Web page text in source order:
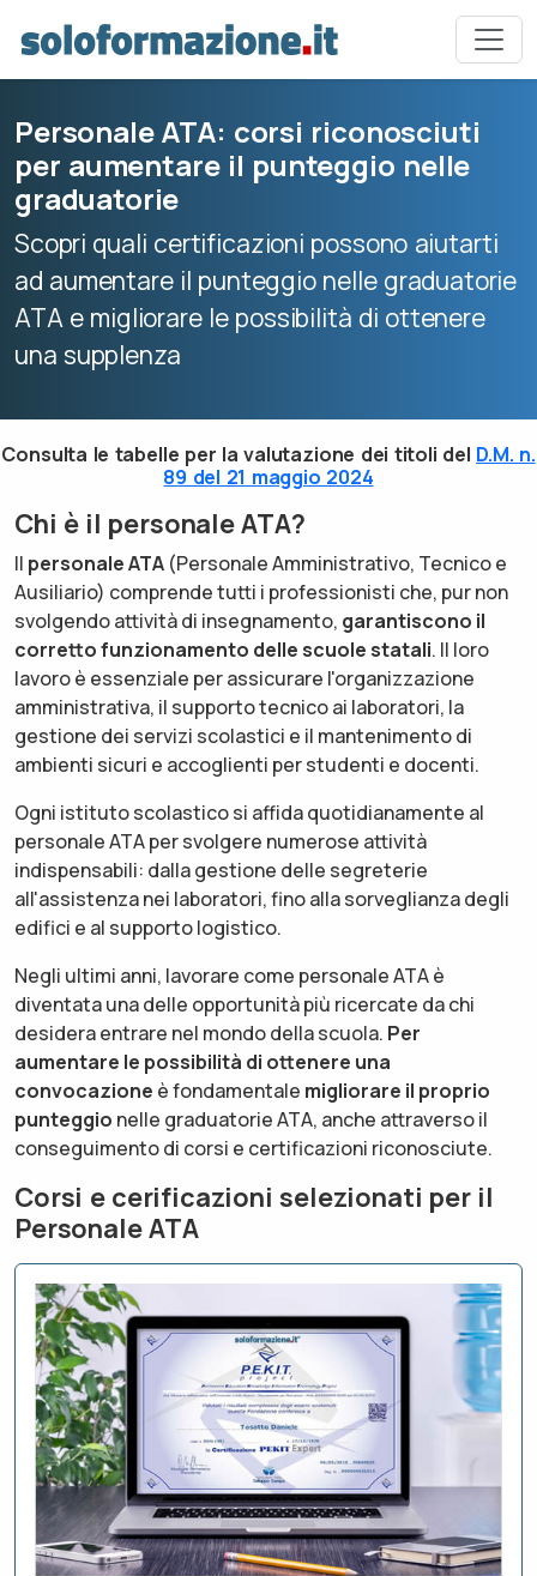
Personale ATA: corsi riconosciuti
per aumentare il punteggio nelle
graduatorie
Scopri quali certificazioni possono aiutarti
ad aumentare il punteggio nelle graduatorie
ATA e migliorare le possibilità di ottenere
una supplenza
Consulta le tabelle per la valutazione dei titoli del D.M. n.
89 del 21 maggio 2024
Chi è il personale ATA?
Il personale ATA (Personale Amministrativo, Tecnico e
Ausiliario) comprende tutti i professionisti che, pur non
svolgendo attività di insegnamento, garantiscono il
corretto funzionamento delle scuole statali. Il loro
lavoro è essenziale per assicurare l'organizzazione
amministrativa, il supporto tecnico ai laboratori, la
gestione dei servizi scolastici e il mantenimento di
ambienti sicuri e accoglienti per studenti e docenti.
Ogni istituto scolastico si affida quotidianamente al
personale ATA per svolgere numerose attività
indispensabili: dalla gestione delle segreterie
all'assistenza nei laboratori, fino alla sorveglianza degli
edifici e al supporto logistico.
Negli ultimi anni, lavorare come personale ATA è
diventata una delle opportunità più ricercate da chi
desidera entrare nel mondo della scuola. Per
aumentare le possibilità di ottenere una
convocazione è fondamentale migliorare il proprio
punteggio nelle graduatorie ATA, anche attraverso il
conseguimento di corsi e certificazioni riconosciute.
Corsi e cerificazioni selezionati per il
Personale ATA